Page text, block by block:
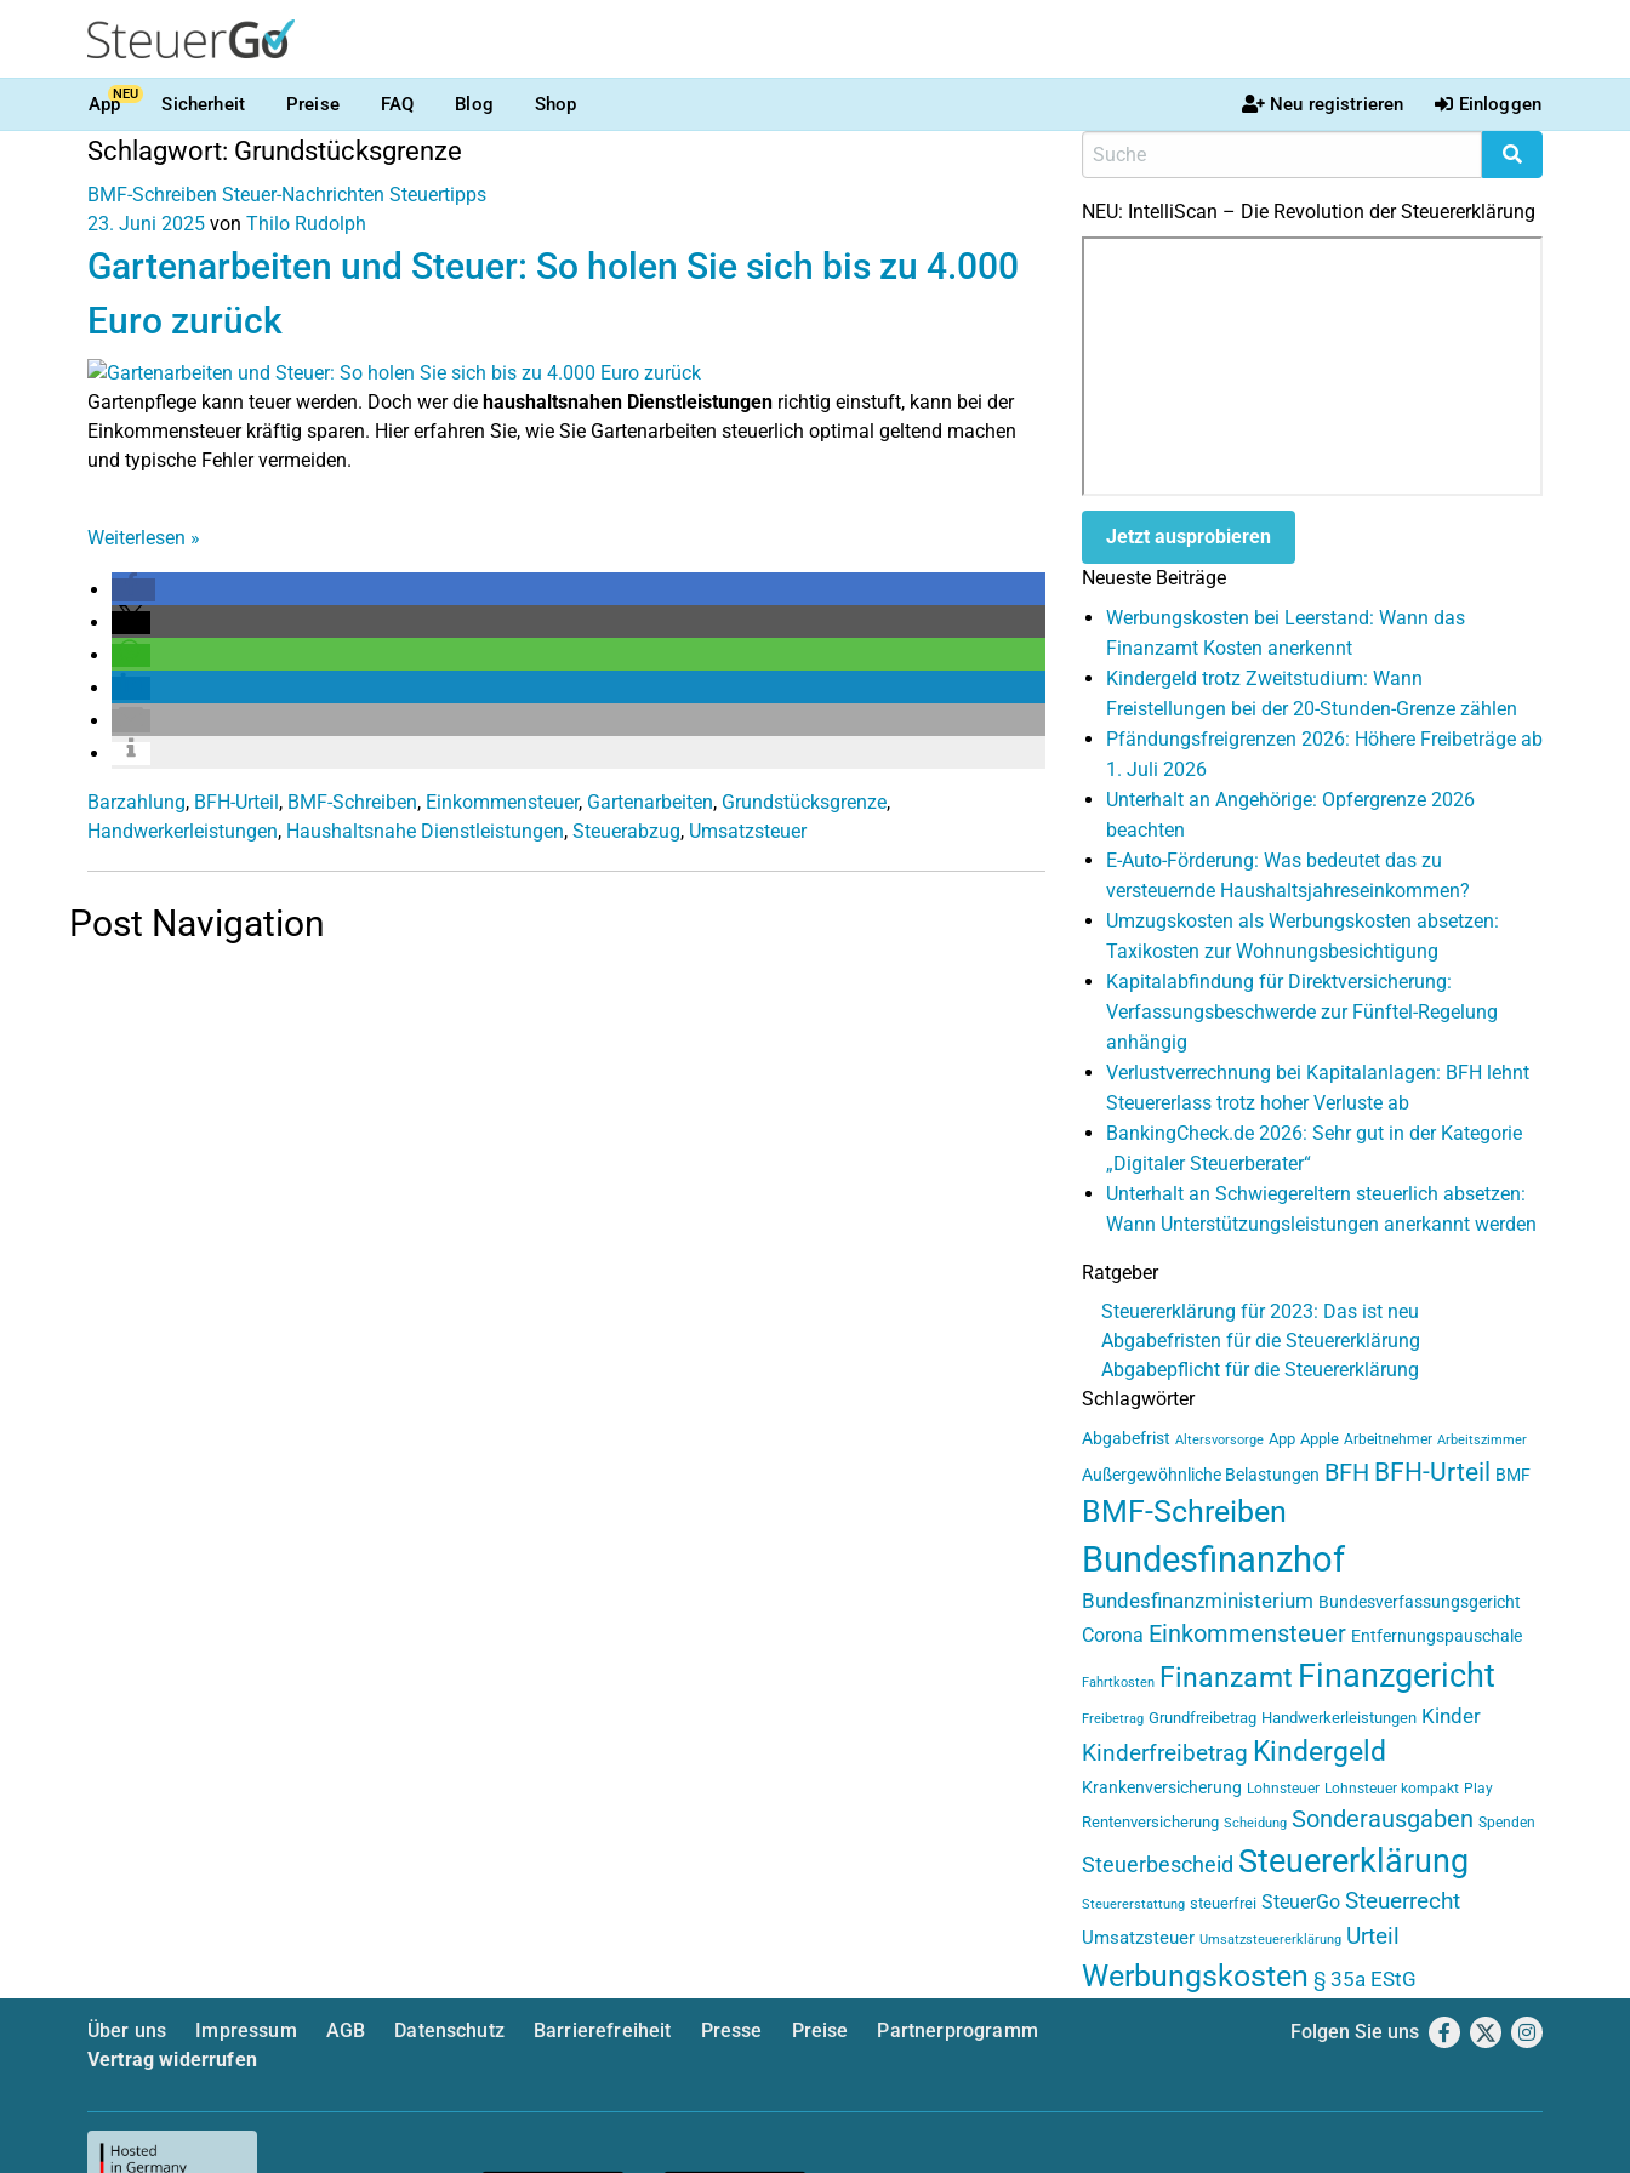
AppNEU Sicherheit Preise FAQ Blog Shop Neu registrieren Einloggen
Schlagwort: Grundstücksgrenze
BMF-Schreiben Steuer-Nachrichten Steuertipps
23. Juni 2025 von Thilo Rudolph
Gartenarbeiten und Steuer: So holen Sie sich bis zu 4.000
Euro zurück
Gartenpflege kann teuer werden. Doch wer die haushaltsnahen Dienstleistungen richtig einstuft, kann bei der
Einkommensteuer kräftig sparen. Hier erfahren Sie, wie Sie Gartenarbeiten steuerlich optimal geltend machen
und typische Fehler vermeiden.
Weiterlesen »
Barzahlung, BFH-Urteil, BMF-Schreiben, Einkommensteuer, Gartenarbeiten, Grundstücksgrenze,
Handwerkerleistungen, Haushaltsnahe Dienstleistungen, Steuerabzug, Umsatzsteuer
Post Navigation
NEU: IntelliScan – Die Revolution der Steuererklärung
Jetzt ausprobieren
Neueste Beiträge
Werbungskosten bei Leerstand: Wann das
Finanzamt Kosten anerkennt
Kindergeld trotz Zweitstudium: Wann
Freistellungen bei der 20-Stunden-Grenze zählen
Pfändungsfreigrenzen 2026: Höhere Freibeträge ab
1. Juli 2026
Unterhalt an Angehörige: Opfergrenze 2026
beachten
E-Auto-Förderung: Was bedeutet das zu
versteuernde Haushaltsjahreseinkommen?
Umzugskosten als Werbungskosten absetzen:
Taxikosten zur Wohnungsbesichtigung
Kapitalabfindung für Direktversicherung:
Verfassungsbeschwerde zur Fünftel-Regelung
anhängig
Verlustverrechnung bei Kapitalanlagen: BFH lehnt
Steuererlass trotz hoher Verluste ab
BankingCheck.de 2026: Sehr gut in der Kategorie
„Digitaler Steuerberater“
Unterhalt an Schwiegereltern steuerlich absetzen:
Wann Unterstützungsleistungen anerkannt werden
Ratgeber
Steuererklärung für 2023: Das ist neu
Abgabefristen für die Steuererklärung
Abgabepflicht für die Steuererklärung
Schlagwörter
Abgabefrist Altersvorsorge App Apple Arbeitnehmer Arbeitszimmer
Außergewöhnliche Belastungen BFH BFH-Urteil BMF
BMF-Schreiben
Bundesfinanzhof
Bundesfinanzministerium Bundesverfassungsgericht
Corona Einkommensteuer Entfernungspauschale
Fahrtkosten Finanzamt Finanzgericht
Freibetrag Grundfreibetrag Handwerkerleistungen Kinder
Kinderfreibetrag Kindergeld
Krankenversicherung Lohnsteuer Lohnsteuer kompakt Play
Rentenversicherung Scheidung Sonderausgaben Spenden
Steuerbescheid Steuererklärung
Steuererstattung steuerfrei SteuerGo Steuerrecht
Umsatzsteuer Umsatzsteuererklärung Urteil
Werbungskosten § 35a EStG
Über uns Impressum AGB Datenschutz Barrierefreiheit Presse Preise
Partnerprogramm
Vertrag widerrufen
Folgen Sie uns Facebook
X Instagram